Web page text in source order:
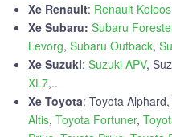
Xe Renault: Renault Koleos
Xe Subaru: Subaru
Levorg, Subaru Outback,
Xe Suzuki: Suzuki APV,
XL7,..
Xe Toyota: Toyota
Altis, Toyota Fortuner,